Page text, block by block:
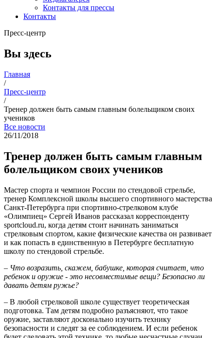
Контакты для прессы
Контакты
Пресс-центр
Вы здесь
Главная
/
Пресс-центр
/
Тренер должен быть самым главным болельщиком своих
учеников
Все новости
26/11/2018
Тренер должен быть самым главным
болельщиком своих учеников
Мастер спорта и чемпион России по стендовой стрельбе,
тренер Комплексной школы высшего спортивного мастерства
Санкт-Петербурга при спортивно-стрелковом клубе
«Олимпиец» Сергей Иванов рассказал корреспонденту
sportcloud.ru, когда детям стоит начинать заниматься
стрелковым спортом, какие физические качества он развивает
и как попасть в единственную в Петербурге бесплатную
школу по стендовой стрельбе.
– Что возразить, скажем, бабушке, которая считает, что
ребенок и оружие - это несовместимые вещи? Безопасно ли
давать детям ружье?
– В любой стрелковой школе существует теоретическая
подготовка. Там детям подробно разъясняют, что такое
оружие, заставляют досконально изучить технику
безопасности и следят за ее соблюдением. И если ребенок